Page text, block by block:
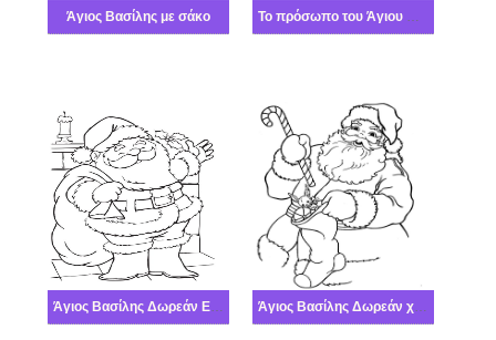
Άγιος Βασίλης με σάκο Το πρόσωπο του Άγιου Βασίλη
Άγιος Βασίλης Δωρεάν Εκτυπώσιμο Άγιος Βασίλης Δωρεάν χαριτωμένος